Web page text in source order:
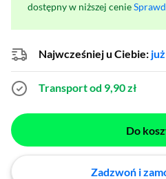
dostępny w niższej cenie
Najwcześniej u Ciebie:
Transport od 9,90 zł
Do
Zadzwoń i